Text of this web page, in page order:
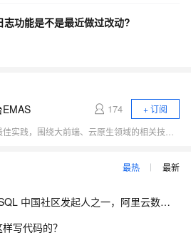
功能是不是最近做过改动?
174
+ 订阅
最热 最新
【大咖问答】对话PostgreSQL 中国社区发起人之一，阿里云数据库高级专家 德哥
写代码的？